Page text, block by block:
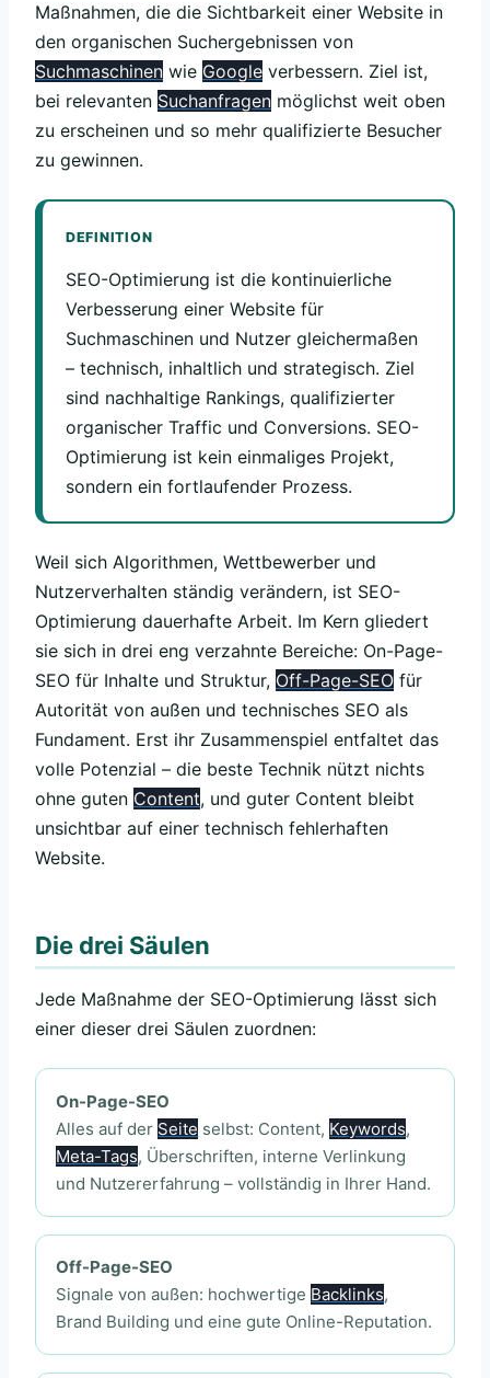
Maßnahmen, die die Sichtbarkeit einer Website in
den organischen Suchergebnissen von
Suchmaschinen wie Google verbessern. Ziel ist,
bei relevanten Suchanfragen möglichst weit oben
zu erscheinen und so mehr qualifizierte Besucher
zu gewinnen.
DEFINITION
SEO-Optimierung ist die kontinuierliche
Verbesserung einer Website für
Suchmaschinen und Nutzer gleichermaßen
– technisch, inhaltlich und strategisch. Ziel
sind nachhaltige Rankings, qualifizierter
organischer Traffic und Conversions. SEO-
Optimierung ist kein einmaliges Projekt,
sondern ein fortlaufender Prozess.
Weil sich Algorithmen, Wettbewerber und
Nutzerverhalten ständig verändern, ist SEO-
Optimierung dauerhafte Arbeit. Im Kern gliedert
sie sich in drei eng verzahnte Bereiche: On-Page-
SEO für Inhalte und Struktur, Off-Page-SEO für
Autorität von außen und technisches SEO als
Fundament. Erst ihr Zusammenspiel entfaltet das
volle Potenzial – die beste Technik nützt nichts
ohne guten Content, und guter Content bleibt
unsichtbar auf einer technisch fehlerhaften
Website.
Die drei Säulen
Jede Maßnahme der SEO-Optimierung lässt sich
einer dieser drei Säulen zuordnen:
On-Page-SEO
Alles auf der Seite selbst: Content, Keywords,
Meta-Tags, Überschriften, interne Verlinkung
und Nutzererfahrung – vollständig in Ihrer Hand.
Off-Page-SEO
Signale von außen: hochwertige Backlinks,
Brand Building und eine gute Online-Reputation.